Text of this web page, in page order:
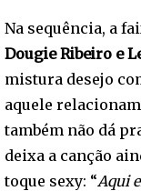
Na sequência, a
Dougie Ribeiro e
mistura desejo
aquele
também não dá
deixa a canção
toque sexy: “Aqui